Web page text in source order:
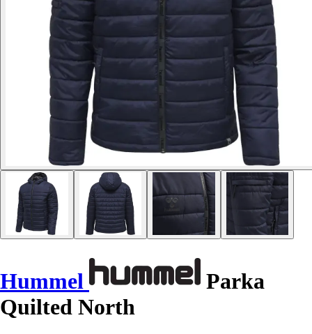
Hummel
Parka
Quilted North